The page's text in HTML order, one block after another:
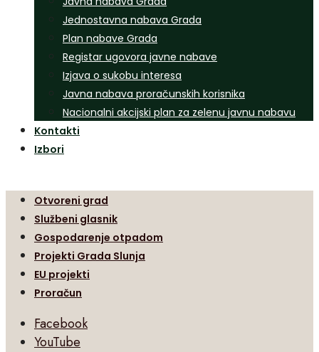
Jednostavna nabava Grada
Plan nabave Grada
Registar ugovora javne nabave
Izjava o sukobu interesa
Javna nabava proračunskih korisnika
Nacionalni akcijski plan za zelenu javnu nabavu
Kontakti
Izbori
Otvoreni grad
Službeni glasnik
Gospodarenje otpadom
Projekti Grada Slunja
EU projekti
Proračun
Facebook
YouTube